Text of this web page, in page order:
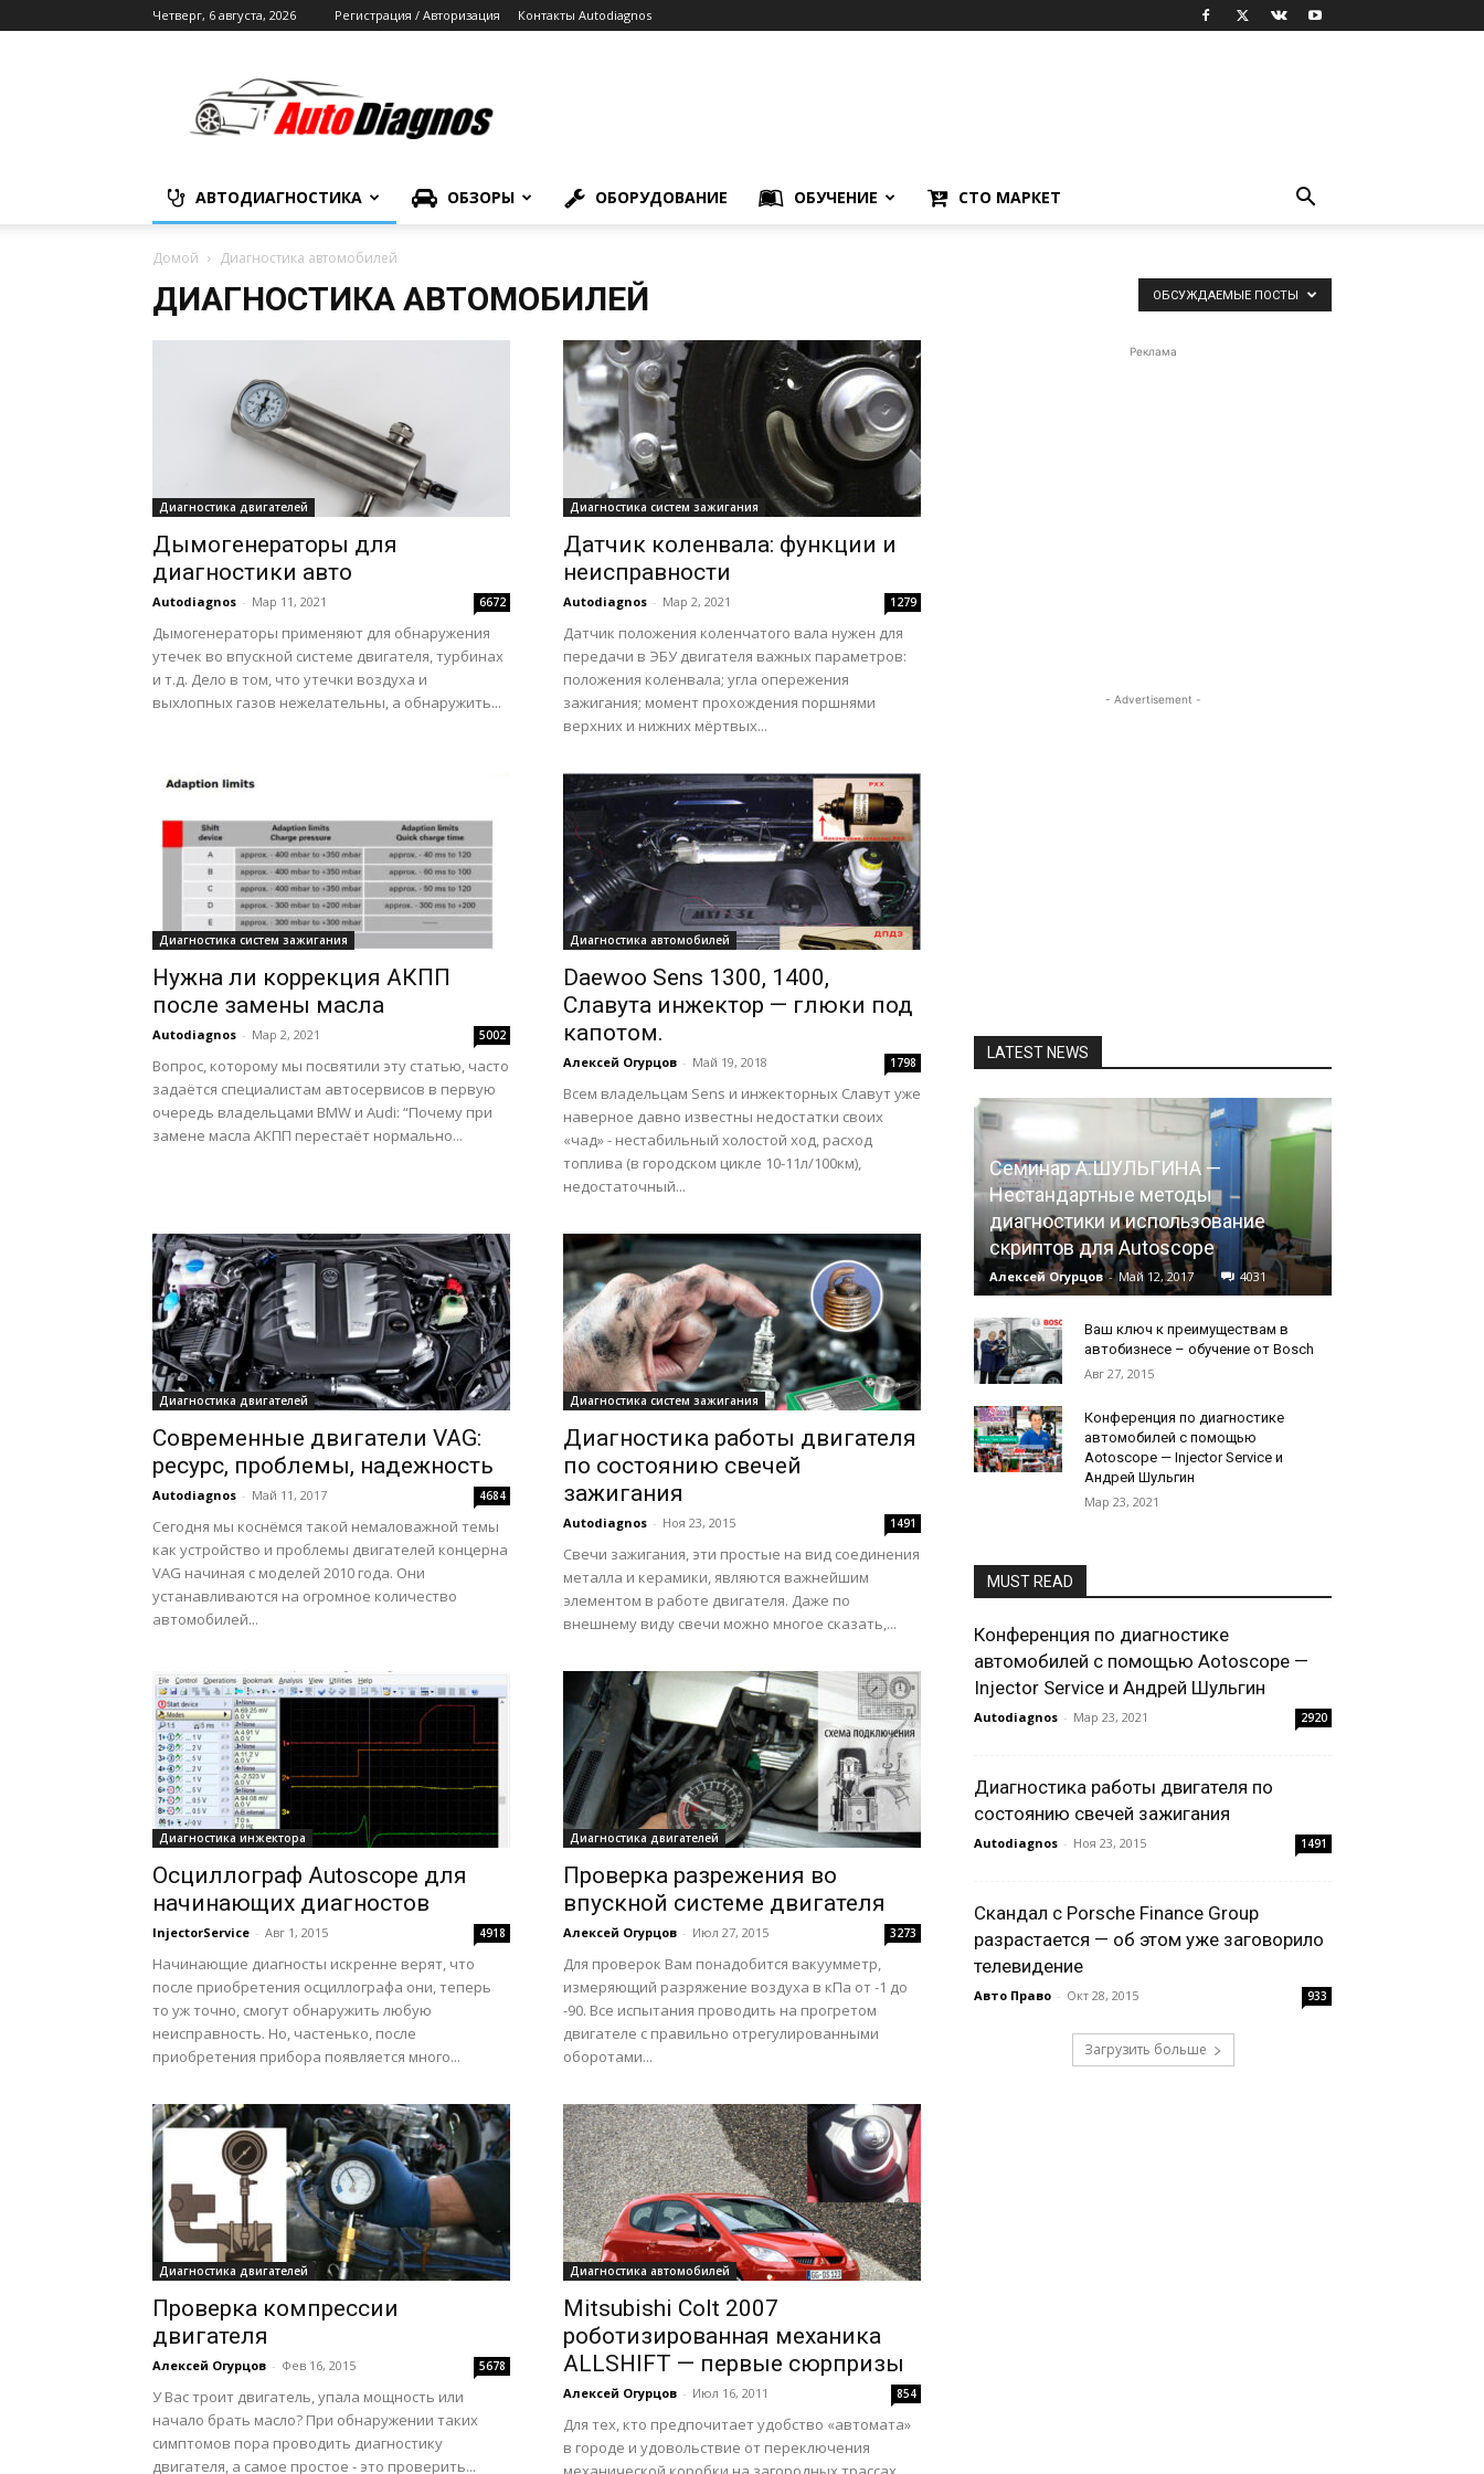
Четверг, 6 августа, 2026 Регистрация / Авторизация Контакты Autodiagnos
АВТОДИАГНОСТИКА ОБЗОРЫ ОБОРУДОВАНИЕ ОБУЧЕНИЕ СТО МАРКЕТ
Домой Диагностика автомобилей
ДИАГНОСТИКА АВТОМОБИЛЕЙ ОБСУЖДАЕМЫЕ ПОСТЫ
Диагностика двигателей
Дымогенераторы для
диагностики авто
Autodiagnos - Мар 11, 2021 6672
Дымогенераторы применяют для обнаружения
утечек во впускной системе двигателя, турбинах
и т.д. Дело в том, что утечки воздуха и
выхлопных газов нежелательны, а обнаружить...
Диагностика систем зажигания
Датчик коленвала: функции и
неисправности
Autodiagnos - Мар 2, 2021 1279
Датчик положения коленчатого вала нужен для
передачи в ЭБУ двигателя важных параметров:
положения коленвала; угла опережения
зажигания; момент прохождения поршнями
верхних и нижних мёртвых...
Диагностика систем зажигания
Нужна ли коррекция АКПП
после замены масла
Autodiagnos - Мар 2, 2021 5002
Вопрос, которому мы посвятили эту статью, часто
задаётся специалистам автосервисов в первую
очередь владельцами BMW и Audi: “Почему при
замене масла АКПП перестаёт нормально...
Диагностика автомобилей
Daewoo Sens 1300, 1400,
Славута инжектор — глюки под
капотом.
Алексей Огурцов - Май 19, 2018 1798
Всем владельцам Sens и инжекторных Славут уже
наверное давно известны недостатки своих
«чад» - нестабильный холостой ход, расход
топлива (в городском цикле 10-11л/100км),
недостаточный...
Диагностика двигателей
Современные двигатели VAG:
ресурс, проблемы, надежность
Autodiagnos - Май 11, 2017 4684
Сегодня мы коснёмся такой немаловажной темы
как устройство и проблемы двигателей концерна
VAG начиная с моделей 2010 года. Они
устанавливаются на огромное количество
автомобилей...
Диагностика систем зажигания
Диагностика работы двигателя
по состоянию свечей
зажигания
Autodiagnos - Ноя 23, 2015 1491
Свечи зажигания, эти простые на вид соединения
металла и керамики, являются важнейшим
элементом в работе двигателя. Даже по
внешнему виду свечи можно многое сказать,...
Диагностика инжектора
Осциллограф Autoscope для
начинающих диагностов
InjectorService - Авг 1, 2015 4918
Начинающие диагносты искренне верят, что
после приобретения осциллографа они, теперь
то уж точно, смогут обнаружить любую
неисправность. Но, частенько, после
приобретения прибора появляется много...
Диагностика двигателей
Проверка разрежения во
впускной системе двигателя
Алексей Огурцов - Июл 27, 2015 3273
Для проверок Вам понадобится вакуумметр,
измеряющий разряжение воздуха в кПа от -1 до
-90. Все испытания проводить на прогретом
двигателе с правильно отрегулированными
оборотами...
Диагностика двигателей
Проверка компрессии
двигателя
Алексей Огурцов - Фев 16, 2015 5678
У Вас троит двигатель, упала мощность или
начало брать масло? При обнаружении таких
симптомов пора проводить диагностику
двигателя, а самое простое - это проверить...
Диагностика автомобилей
Mitsubishi Colt 2007
роботизированная механика
ALLSHIFT — первые сюрпризы
Алексей Огурцов - Июл 16, 2011 854
Для тех, кто предпочитает удобство «автомата»
в городе и удовольствие от переключения
Реклама
- Advertisement -
LATEST NEWS
Семинар А.ШУЛЬГИНА —
Нестандартные методы
диагностики и использование
скриптов для Autoscope
Алексей Огурцов - Май 12, 2017 4031
Ваш ключ к преимуществам в
автобизнесе – обучение от Bosch
Авг 27, 2015
Конференция по диагностике
автомобилей с помощью
Aotoscope — Injector Service и
Андрей Шульгин
Мар 23, 2021
MUST READ
Конференция по диагностике
автомобилей с помощью Aotoscope —
Injector Service и Андрей Шульгин
Autodiagnos - Мар 23, 2021 2920
Диагностика работы двигателя по
состоянию свечей зажигания
Autodiagnos - Ноя 23, 2015 1491
Скандал с Porsche Finance Group
разрастается — об этом уже заговорило
телевидение
Авто Право - Окт 28, 2015 933
Загрузить больше